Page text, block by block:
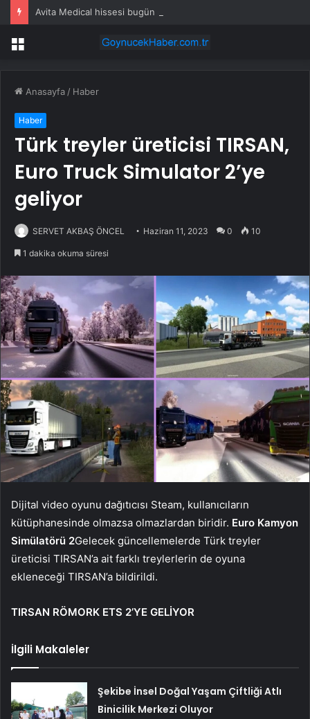
Avita Medical hissesi bugün neden yüzde 20 yükseliyor?
Menü
Anasayfa / Haber
Haber
Türk treyler üreticisi TIRSAN,
Euro Truck Simulator 2’ye
geliyor
SERVET AKBAŞ ÖNCEL Haziran 11, 2023 0 10
1 dakika okuma süresi
Dijital video oyunu dağıtıcısı Steam, kullanıcıların
kütüphanesinde olmazsa olmazlardan biridir. Euro Kamyon
Simülatörü 2Gelecek güncellemelerde Türk treyler
üreticisi TIRSAN’a ait farklı treylerlerin de oyuna
ekleneceği TIRSAN’a bildirildi.
TIRSAN RÖMORK ETS 2’YE GELİYOR
İlgili Makaleler
Şekibe İnsel Doğal Yaşam Çiftliği Atlı
Binicilik Merkezi Oluyor